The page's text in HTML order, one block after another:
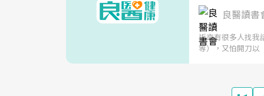
良醫讀書
近來有很多人找我
等），又怕開刀以